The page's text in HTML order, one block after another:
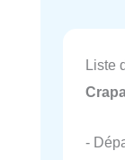
Liste
-